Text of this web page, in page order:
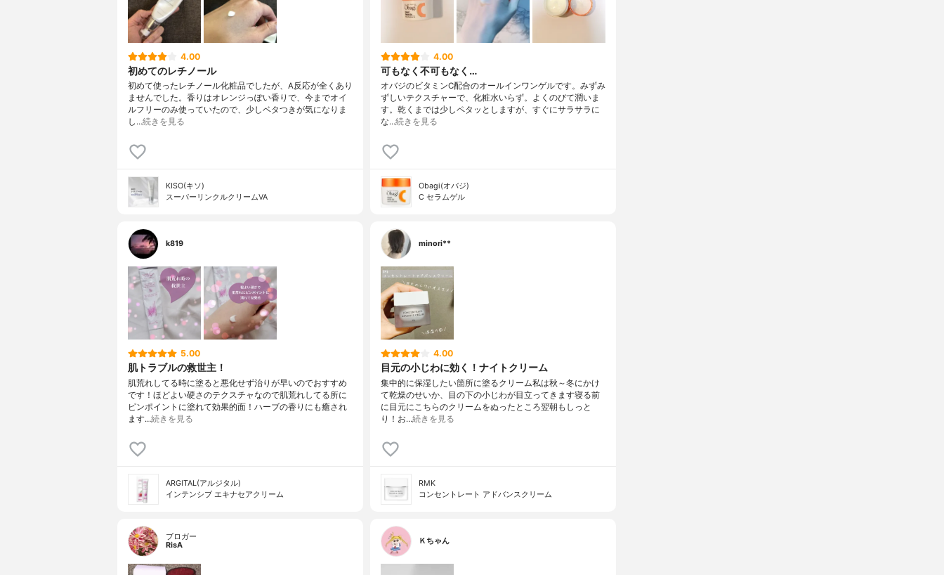
4.00
初めてのレチノール
初めて使ったレチノール化粧品でしたが、A反応が全くあり
ませんでした。香りはオレンジっぽい香りで、今までオイ
ルフリーのみ使っていたので、少しベタつきが気になりま
し…続きを見る
KISO(キソ)
スーパーリンクルクリームVA
4.00
可もなく不可もなく…
オバジのビタミンC配合のオールインワンゲルです。みずみ
ずしいテクスチャーで、化粧水いらず。よくのびて潤いま
す。乾くまでは少しペタッとしますが、すぐにサラサラに
な…続きを見る
Obagi(オバジ)
C セラムゲル
k819
5.00
肌トラブルの救世主！
肌荒れしてる時に塗ると悪化せず治りが早いのでおすすめ
です！ほどよい硬さのテクスチャなので肌荒れしてる所に
ピンポイントに塗れて効果的面！ハーブの香りにも癒され
ます…続きを見る
ARGITAL(アルジタル)
インテンシブ エキナセアクリーム
minori**
4.00
目元の小じわに効く！ナイトクリーム
集中的に保湿したい箇所に塗るクリーム私は秋～冬にかけ
て乾燥のせいか、目の下の小じわが目立ってきます寝る前
に目元にこちらのクリームをぬったところ翌朝もしっと
り！お…続きを見る
RMK
コンセントレート アドバンスクリーム
ブロガー
RisA
Ｋちゃん